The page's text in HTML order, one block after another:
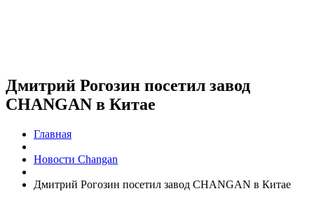
Дмитрий Рогозин посетил завод
CHANGAN в Китае
Главная
Новости Changan
Дмитрий Рогозин посетил завод CHANGAN в Китае